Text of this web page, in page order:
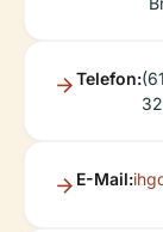
Telefon:
E-Mail: